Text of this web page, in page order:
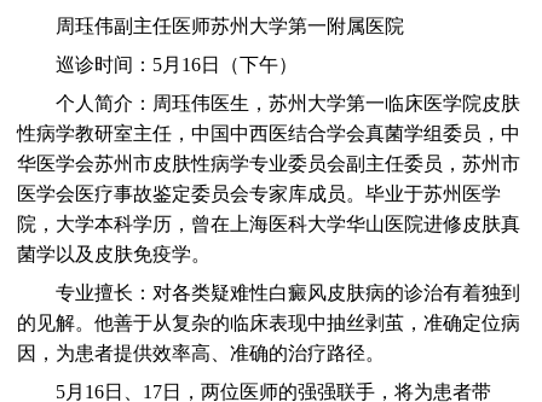
周珏伟副主任医师苏州大学第一附属医院
巡诊时间：5月16日（下午）
个人简介：周珏伟医生，苏州大学第一临床医学院皮肤
性病学教研室主任，中国中西医结合学会真菌学组委员，中
华医学会苏州市皮肤性病学专业委员会副主任委员，苏州市
医学会医疗事故鉴定委员会专家库成员。毕业于苏州医学
院，大学本科学历，曾在上海医科大学华山医院进修皮肤真
菌学以及皮肤免疫学。
专业擅长：对各类疑难性白癜风皮肤病的诊治有着独到
的见解。他善于从复杂的临床表现中抽丝剥茧，准确定位病
因，为患者提供效率高、准确的治疗路径。
5月16日、17日，两位医师的强强联手，将为患者带